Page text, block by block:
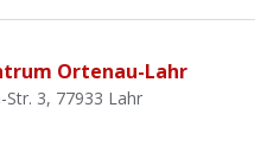
Ortenau-Lahr
3, 77933 Lahr